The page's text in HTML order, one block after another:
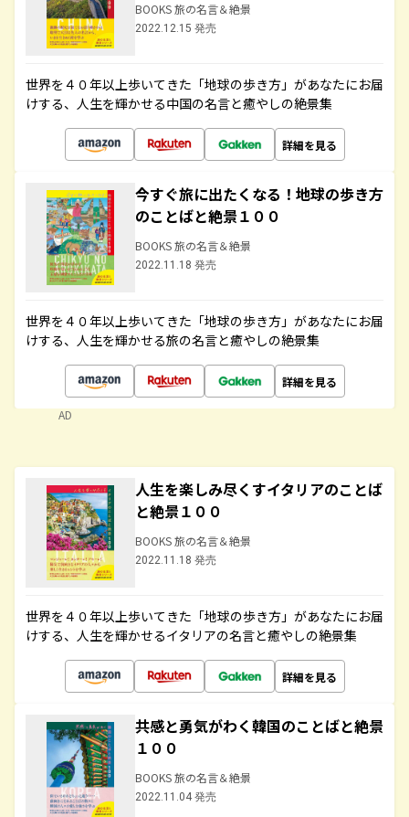
BOOKS 旅の名言＆絶景
2022.12.15 発売
世界を４０年以上歩いてきた「地球の歩き方」があなたにお届
けする、人生を輝かせる中国の名言と癒やしの絶景集
詳細を見る
今すぐ旅に出たくなる！地球の歩き方
のことばと絶景１００
BOOKS 旅の名言＆絶景
2022.11.18 発売
世界を４０年以上歩いてきた「地球の歩き方」があなたにお届
けする、人生を輝かせる旅の名言と癒やしの絶景集
詳細を見る
AD
人生を楽しみ尽くすイタリアのことば
と絶景１００
BOOKS 旅の名言＆絶景
2022.11.18 発売
世界を４０年以上歩いてきた「地球の歩き方」があなたにお届
けする、人生を輝かせるイタリアの名言と癒やしの絶景集
詳細を見る
共感と勇気がわく韓国のことばと絶景
１００
BOOKS 旅の名言＆絶景
2022.11.04 発売